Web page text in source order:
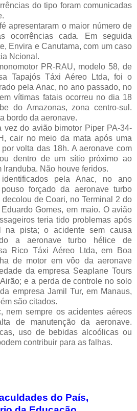
do tipo foram comunicadas
apresentaram o maior número de
ocorrências cada. Em seguida
Envira e Canutama, com um caso
Ncional.
PR-RAU, modelo 58, de
Tapajós Táxi Aéreo Ltda, foi o
pela Anac, no ano passado, no
vítimas fatais ocorreu no dia 18
do Amazonas, zona centro-sul.
bordo da aeronave.
do avião bimotor Piper PA-34-
cair no meio da mata após uma
volta das 18h. A aeronave com
dentro de um sítio próximo ao
Iranduba. Não houve feridos.
pela Anac, no ano
forçado da aeronave turbo
de Coari, no Terminal 2 do
Gomes, em maio. O avião
teria tido problemas após
na pista; o acidente sem causa
a aeronave turbo hélice de
Rico Táxi Aéreo Ltda, em Boa
de motor em vôo da aeronave
da empresa Seaplane Tours
e a perda de controle no solo
empresa Jamil Tur, em Manaus,
são citados.
nem sempre os acidentes aéreos
de manutenção da aeronave.
uso de bebidas alcoólicas ou
contribuir para as falhas.
do País,